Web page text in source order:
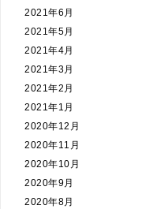
2021年6月
2021年5月
2021年4月
2021年3月
2021年2月
2021年1月
2020年12月
2020年11月
2020年10月
2020年9月
2020年8月